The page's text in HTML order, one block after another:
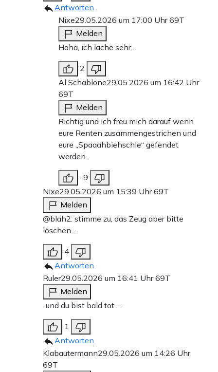
Antworten
Nixe29.05.2026 um 17:00 Uhr69T
Melden
Haha, ich lache sehr…
2
Al Schablone29.05.2026 um 16:42 Uhr
69T
Melden
Richtig und ich freu mich darauf wenn
eure Renten zusammengestrichen und
eure „Spaaahbiehschle“ gefendet
werden.
-9
Nixe29.05.2026 um 15:39 Uhr69T
Melden
@blah2: stimme zu, das Zeug aber bitte
löschen…
4
Antworten
Ruler29.05.2026 um 16:41 Uhr69T
Melden
..und du bist bald tot…..
1
Antworten
Klabautermann29.05.2026 um 14:26 Uhr
69T